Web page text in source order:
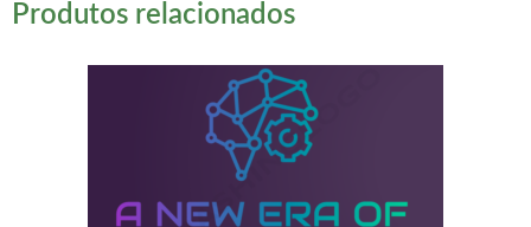
Produtos relacionados